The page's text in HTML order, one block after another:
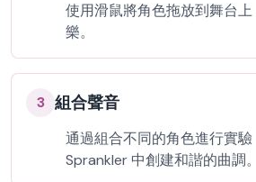
使用滑鼠將角色拖放到舞台
樂。
3 組合聲音
通過組合不同的角色進行實
Sprankler 中創建和諧的曲調。